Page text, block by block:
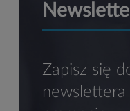
Zapisz się
newslettera